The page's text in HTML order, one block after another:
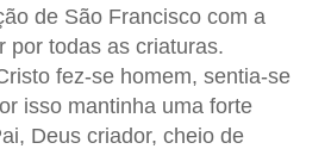
de São Francisco com a
por todas as criaturas.
fez-se homem, sentia-se
isso mantinha uma forte
Deus criador, cheio de